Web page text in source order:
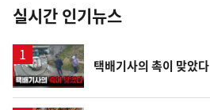
뉴
스
실시간 인기뉴스
영
상
택배기사의 촉이 맞았다